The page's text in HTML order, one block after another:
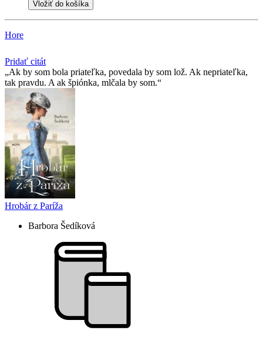
Vložiť do košíka
Hore
Pridať citát
Ak by som bola priateľka, povedala by som lož. Ak nepriateľka,
tak pravdu. A ak špiónka, mlčala by som.
Hrobár z Paríža
Barbora Šedíková